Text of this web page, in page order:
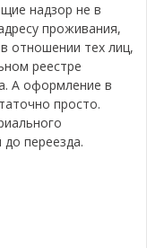
надзор не в
проживания,
отношении тех лиц,
реестре
А оформление в
просто.
переезда.